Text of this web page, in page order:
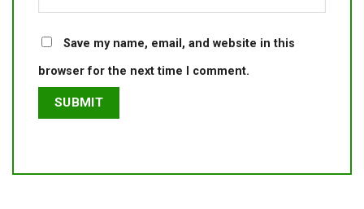
Save my name, email, and website in this
browser for the next time I comment.